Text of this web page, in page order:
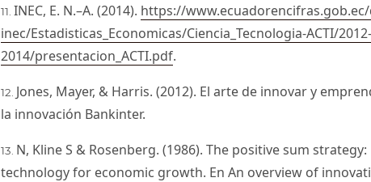
INEC, E. N.–A. (2014). https://
inec/Estadisticas_Economicas/Ciencia_Tecnologia-ACTI/2012-
2014/presentacion_ACTI.pdf.
Jones, Mayer, & Harris. (2012). El arte de innovar y
la innovación Bankinter.
N, Kline S & Rosenberg. (1986). The positive sum
technology for economic growth. En An overview of